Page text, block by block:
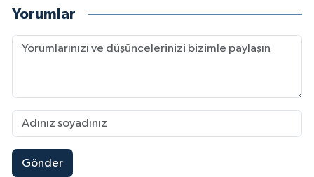
Yorumlar
Gönder